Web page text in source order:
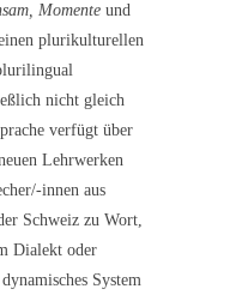
Momente und
plurikulturellen
nicht gleich
verfügt über
Lehrwerken
innen aus
Schweiz zu Wort,
Dialekt oder
System